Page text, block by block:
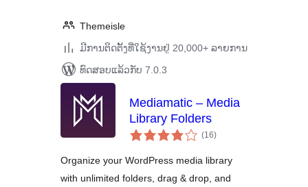
Themeisle
ມີການຕິດຕັ້ງທີ່ໃຊ້ງານຢູ່ 20,000+ ລາຍການ
ທົດສອບແລ້ວກັບ 7.0.3
Mediamatic – Media
Library Folders
(16ຄະແນນ
ທັງໝົດ
)
Organize your WordPress media library
with unlimited folders, drag & drop, and